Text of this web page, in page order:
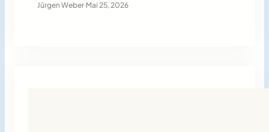
Jürgen Weber·Mai 25, 2026